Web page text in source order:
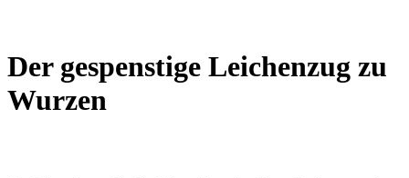
Der gespenstige Leichenzug zu
Wurzen